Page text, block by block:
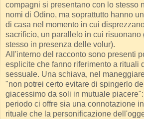
compagni si presentano con lo stesso
nomi di Odino, ma soprattutto hanno
di casa nel momento in cui
sacrificio, un parallelo in cui risuonano
stesso in presenza delle volur).
All'interno del racconto sono presenti
esplicite che fanno riferimento a rituali
sessuale. Una schiava, nel
"non potrei certo evitare di spingerlo
giacessimo da soli in mutuale
periodo ci offre sia una connotazione
rituale che la personificazione